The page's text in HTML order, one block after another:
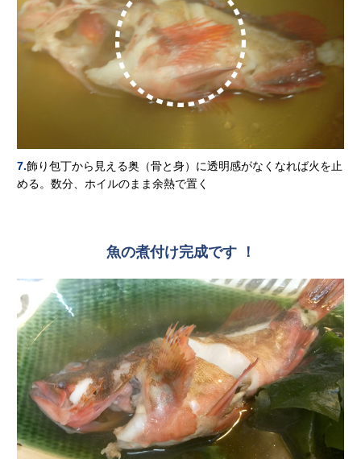
7.飾り包丁から見える奥（骨と身）に透明感がなくなれば火を止
める。数分、ホイルのまま余熱で置く
魚の煮付け完成です ！